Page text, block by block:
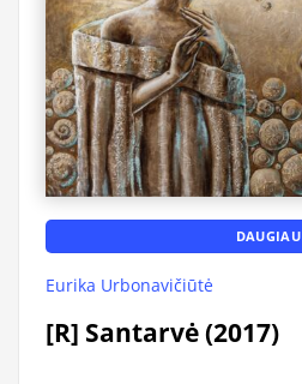
DAUGIAU
Eurika Urbonavičiūtė
[R] Santarvė (2017)